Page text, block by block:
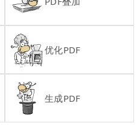
优化PDF
生成PDF